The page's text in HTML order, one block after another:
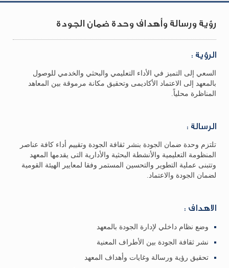
رؤية ورسالة وأهداف وحدة ضمان الجودة
الرؤية :
السعي إلى التميز في الأداء التعليمي والبحثي والخدمي للوصول
بالمعهد إلى الاعتماد الأكاديمى وتحقيق مكانة مرموقة بين المعاهد
المناظرة محلياً.
الرسالة :
تلتزم وحدة ضمان الجودة بنشر ثقافة الجودة وتقييم أداء كافة عناصر
المنظومة التعليمية والأنشطة البحثية والأدارية التى يقدمها المعهد
وتتبنى عملية التطوير والتحسين المستمر وفقا لمعايير الهيئة القومية
لضمان الجودة والاعتماد.
الاهداف :
وضع نظام داخلي لإدارة الجودة بالمعهد
نشر ثقافة الجودة بين الأطراف المعنية
تحقيق رؤية ورسالة وغايات وأهداف المعهد